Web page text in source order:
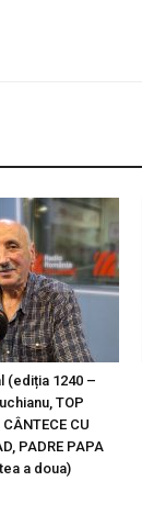
(ediția 1240 –
TOP
CU
PADRE PAPA
a doua)